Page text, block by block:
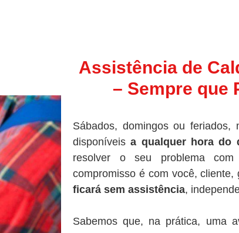
Assistência de
– Sempre que
Sábados, domingos ou feriados,
disponíveisa qualquer hora do
resolver o seu problema
compromisso é com você, cliente,
ficará sem assistência,
Sabemos que, na prática, uma